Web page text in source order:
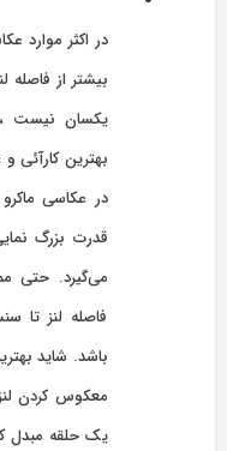
در اکثر موارد
بیشتر از فاصله
یکسان نیست ،
بهترین کارآئی و
در عکاسی
قدرت بزرگ
می‌گیرد. حتی
فاصله لنز تا
باشد. شاید
معکوس کردن
یک حلقه مبدل